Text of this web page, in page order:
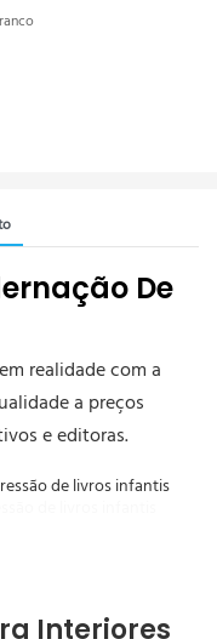
De
realidade com a
a preços
e editoras.
Interiores